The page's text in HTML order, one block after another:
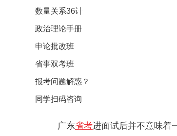
数量关系36计
政治理论手册
申论批改班
省事双考班
报考问题解惑？
同学扫码咨询
广东省考进面试后并不意味着